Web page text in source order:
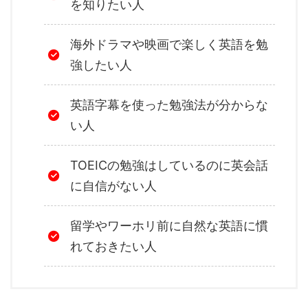
を知りたい人
海外ドラマや映画で楽しく英語を勉
強したい人
英語字幕を使った勉強法が分からな
い人
TOEICの勉強はしているのに英会話
に自信がない人
留学やワーホリ前に自然な英語に慣
れておきたい人